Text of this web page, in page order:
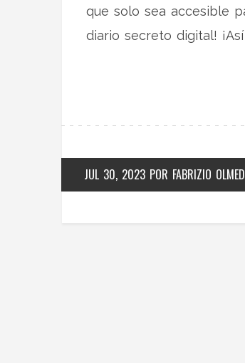
que solo sea accesible
diario secreto digital!
JUL 30, 2023 POR FABRIZIO